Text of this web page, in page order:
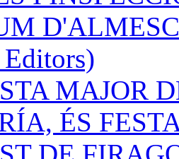
Editors)
MAJOR
ÉS